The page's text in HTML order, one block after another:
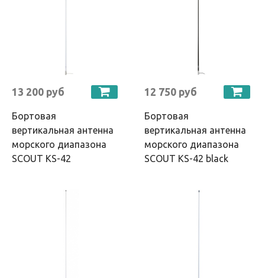
13 200 руб
Бортовая
вертикальная антенна
морского диапазона
SCOUT KS-42
12 750 руб
Бортовая
вертикальная антенна
морского диапазона
SCOUT KS-42 black